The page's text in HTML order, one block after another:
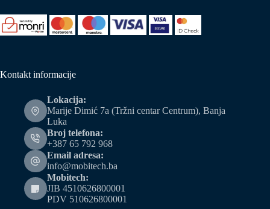
Kontakt informacije
Lokacija:
Marije Dimić 7a (Tržni centar Centrum), Banja
Luka
Broj telefona:
+387 65 792 968
Email adresa:
info@mobitech.ba
Mobitech:
JIB 4510626800001
PDV 510626800001